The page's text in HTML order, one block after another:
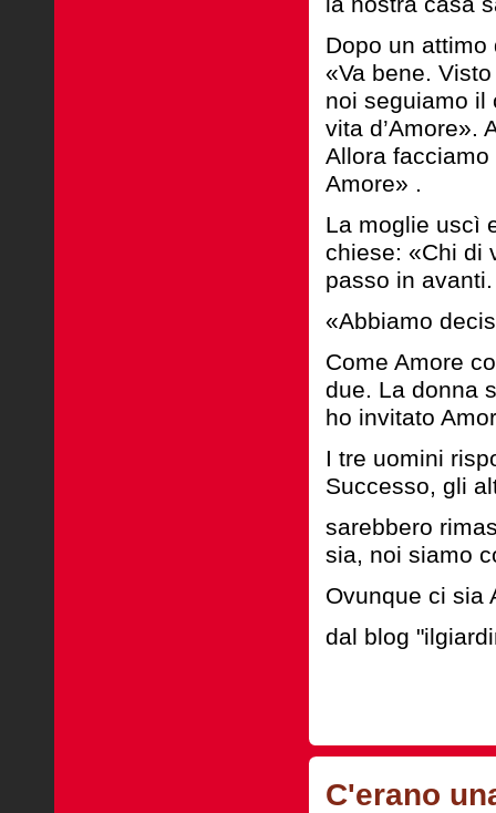
Dopo un
«Va bene.
noi seguiamo il
vita d’Amore».
Allora
Amore» .
La moglie uscì
chiese: «Chi di
passo in avanti.
«Abbiamo
Come Amore
due. La donna
ho invitato
I tre uomini
Successo, gli
sarebbero
sia, noi siamo
Ovunque ci sia
dal blog
C'erano